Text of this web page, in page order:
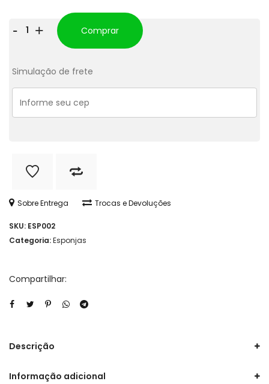
-
Facial
Polvo
+ Comprar
Simulação de frete
Sobre Entrega Trocas e Devoluções
SKU: ESP002
Categoria:Esponjas
Compartilhar:
Descrição
Informação adicional